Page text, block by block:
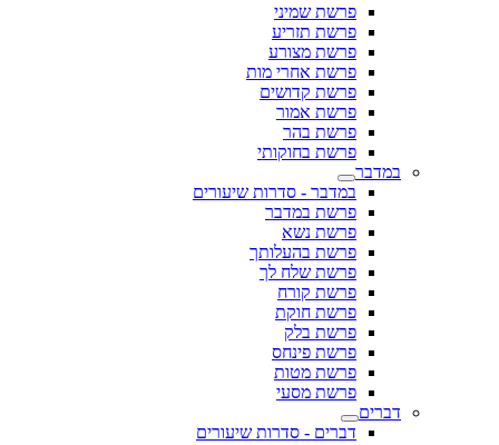
פרשת שמיני
פרשת תזריע
פרשת מצורע
פרשת אחרי מות
פרשת קדושים
פרשת אמור
פרשת בהר
פרשת בחוקותי
במדבר
במדבר - סדרות שיעורים
פרשת במדבר
פרשת נשא
פרשת בהעלותך
פרשת שלח לך
פרשת קורח
פרשת חוקת
פרשת בלק
פרשת פינחס
פרשת מטות
פרשת מסעי
דברים
דברים - סדרות שיעורים